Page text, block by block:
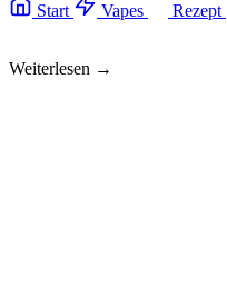
Start Vapes Rezept
Weiterlesen →